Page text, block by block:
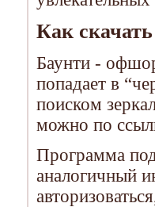
Как
Баунти -
попадает в
поиском
можно по
Программа
аналогичный